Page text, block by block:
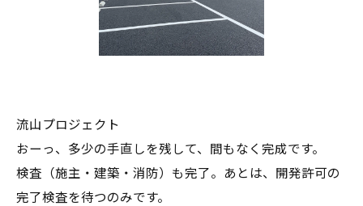
流山プロジェクト
おーっ、多少の手直しを残して、間もなく完成です。
検査（施主・建築・消防）も完了。あとは、開発許可の
完了検査を待つのみです。